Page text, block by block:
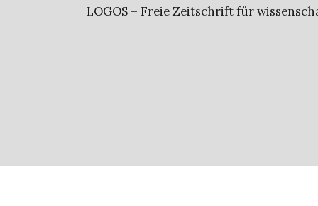
LOGOS – Freie Zeitschrift für